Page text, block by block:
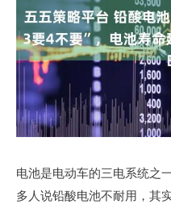
电池是电动车的三电系统之
多人说铅酸电池不耐用，其